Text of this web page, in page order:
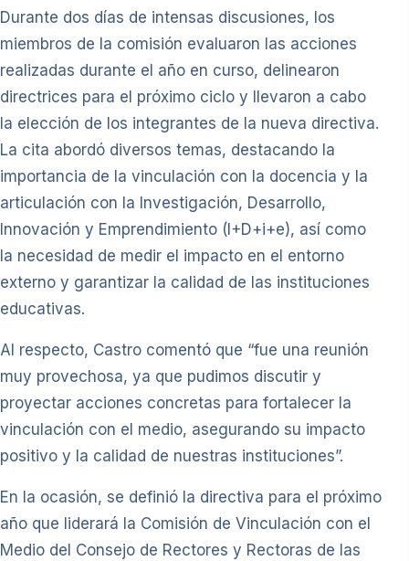
Durante dos días de intensas discusiones, los
miembros de la comisión evaluaron las acciones
realizadas durante el año en curso, delinearon
directrices para el próximo ciclo y llevaron a cabo
la elección de los integrantes de la nueva directiva.
La cita abordó diversos temas, destacando la
importancia de la vinculación con la docencia y la
articulación con la Investigación, Desarrollo,
Innovación y Emprendimiento (I+D+i+e), así como
la necesidad de medir el impacto en el entorno
externo y garantizar la calidad de las instituciones
educativas.
Al respecto, Castro comentó que “fue una reunión
muy provechosa, ya que pudimos discutir y
proyectar acciones concretas para fortalecer la
vinculación con el medio, asegurando su impacto
positivo y la calidad de nuestras instituciones”.
En la ocasión, se definió la directiva para el próximo
año que liderará la Comisión de Vinculación con el
Medio del Consejo de Rectores y Rectoras de las